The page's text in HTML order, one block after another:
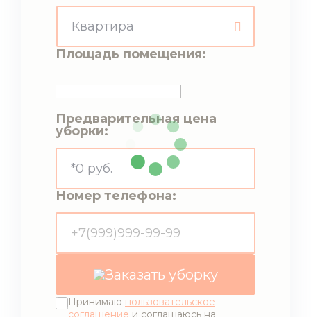
Площадь помещения:
Предварительная цена
уборки:
*0 руб.
Номер телефона:
Принимаю пользовательское
соглашение и соглашаюсь на
Заказать уборку